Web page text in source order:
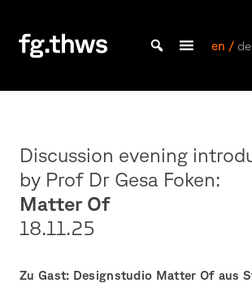
content
|
Gestaltung
Würzburg
en / de
Discussion evening
by Prof Dr Gesa Foken:
Matter Of
18.11.25
Zu Gast: Designstudio Matter Of aus